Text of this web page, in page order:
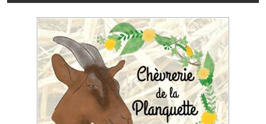
Démarches administratives
Urbanisme
Biens à louer
Terrains et maisons à vendre